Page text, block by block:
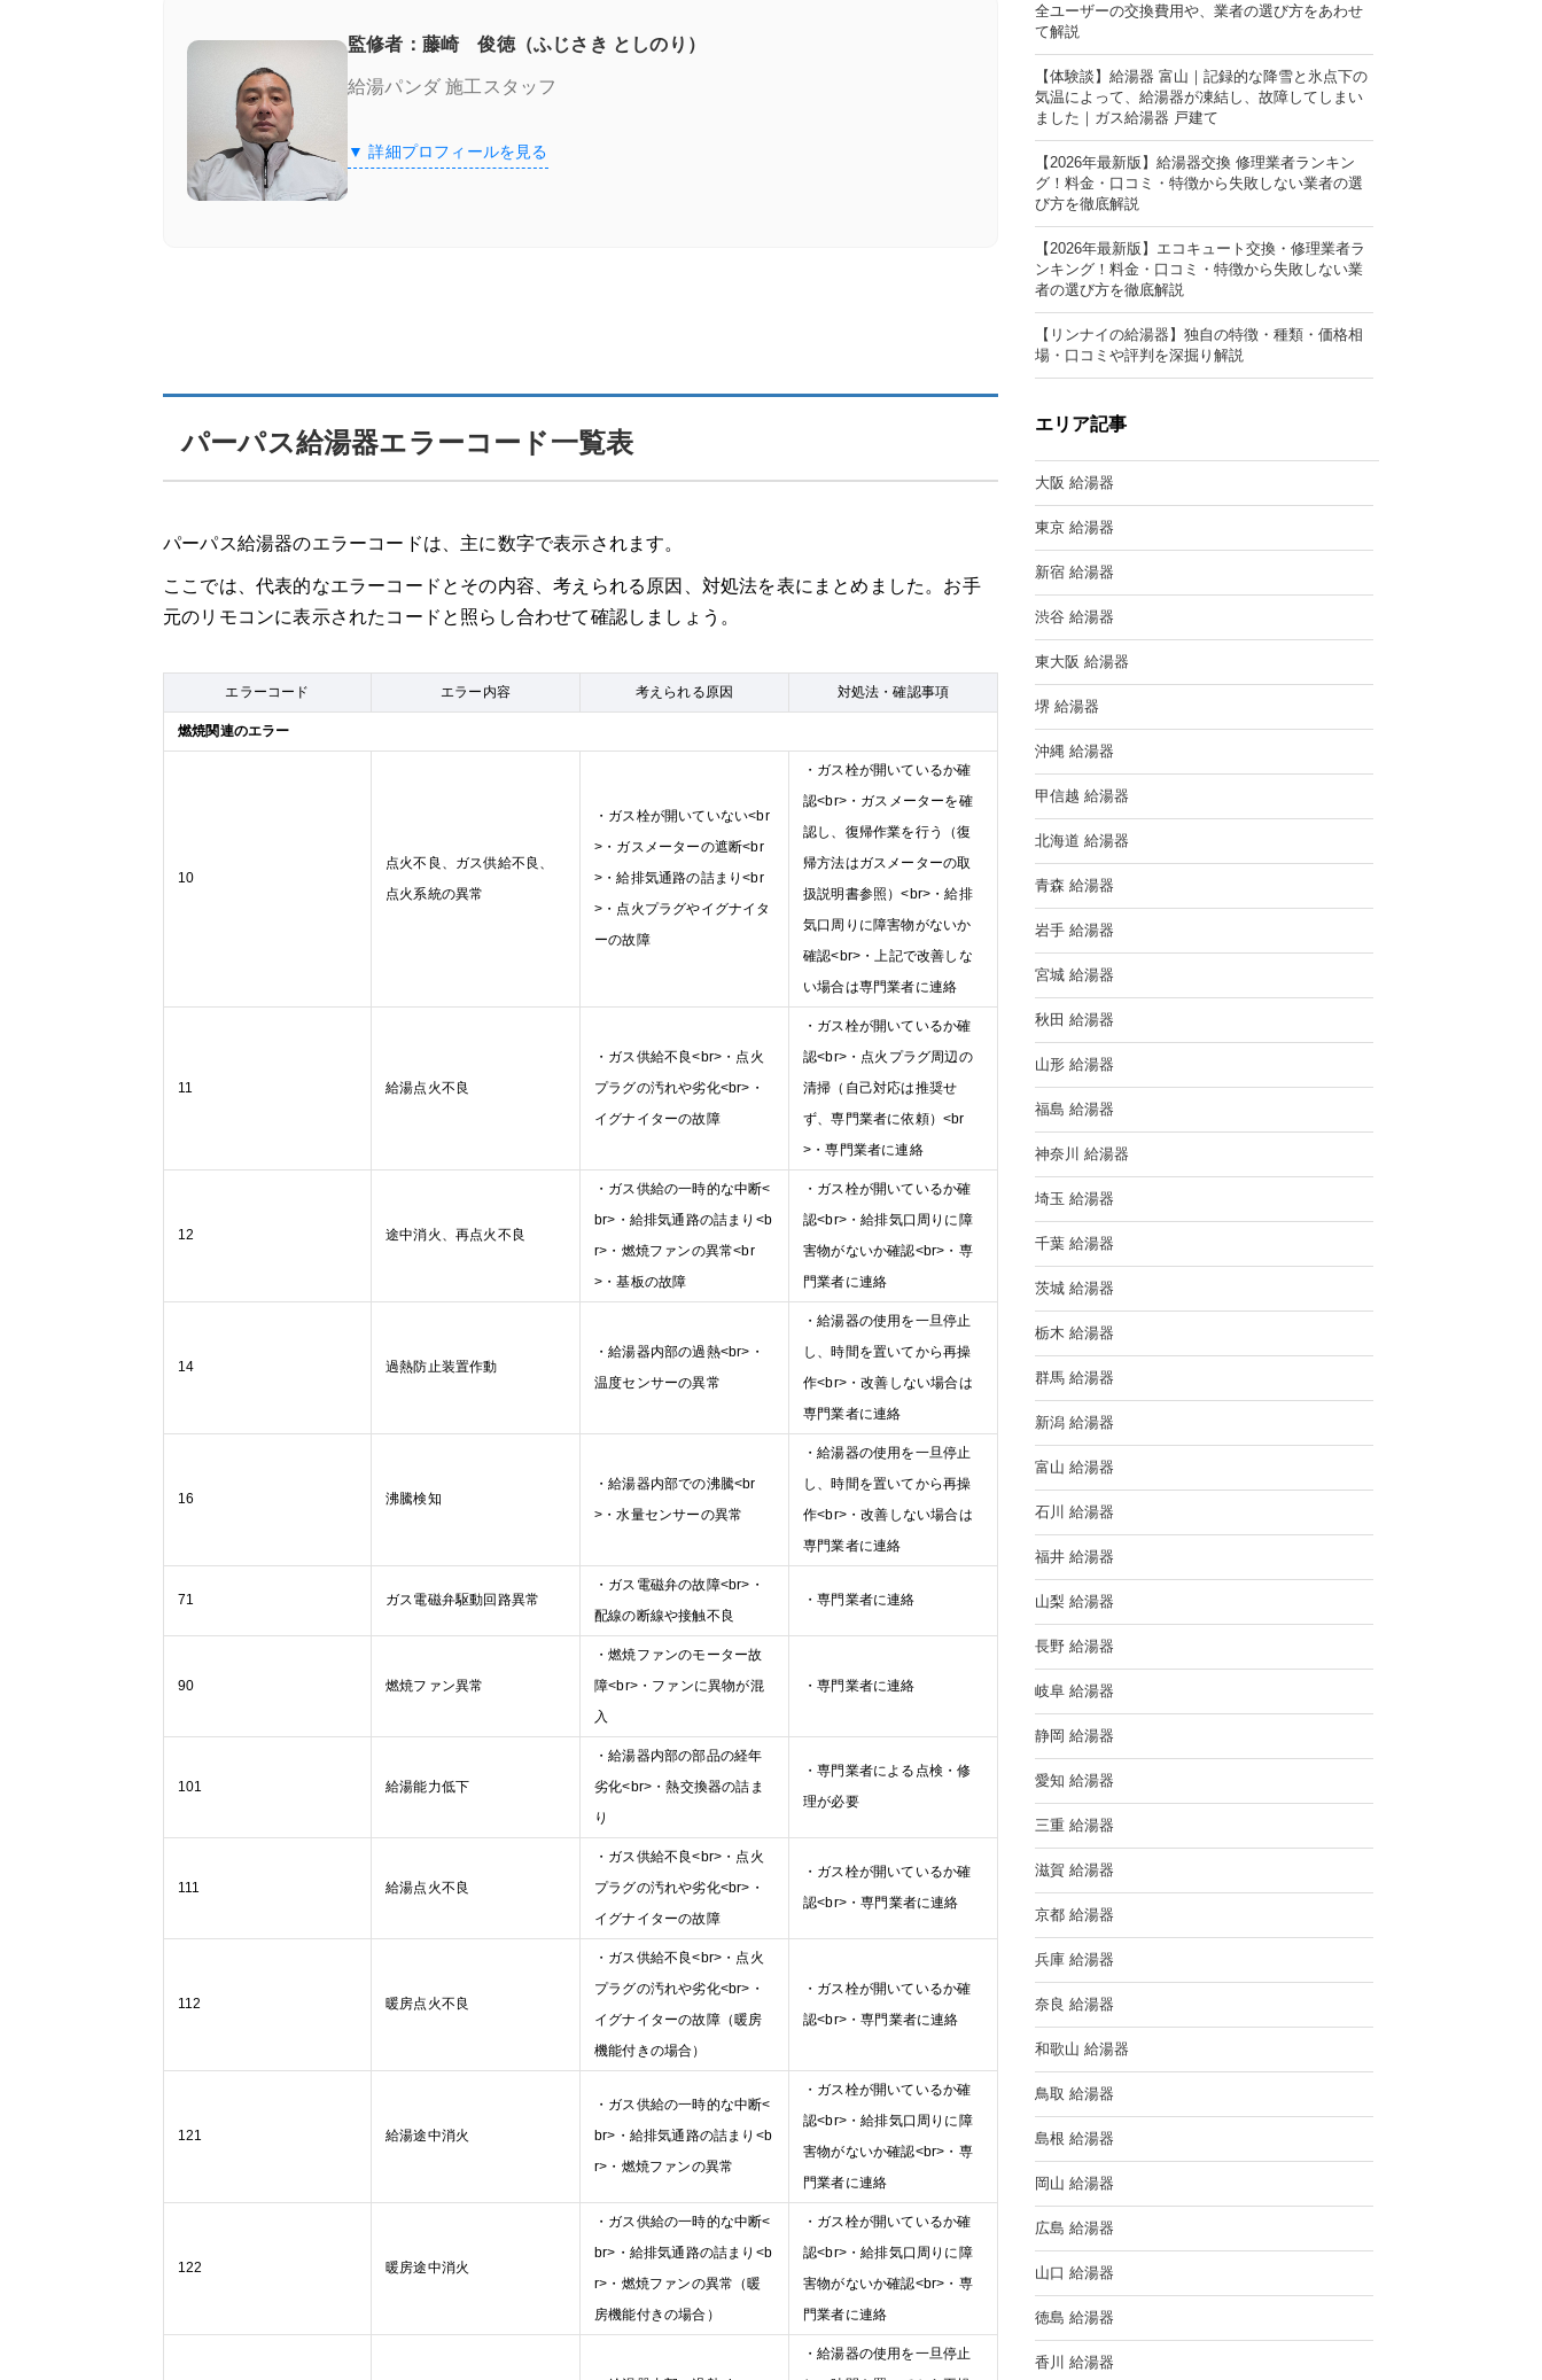
エラーコードだけじゃない！パーパス給湯器の故障サインを見逃さないで
まとめ
監修者：藤崎 俊徳（ふじさき としのり）
給湯パンダ 施工スタッフ
▼ 詳細プロフィールを見る
パーパス給湯器エラーコード一覧表
パーパス給湯器のエラーコードは、主に数字で表示されます。
ここでは、代表的なエラーコードとその内容、考えられる原因、対処法を表にまとめました。お手
元のリモコンに表示されたコードと照らし合わせて確認しましょう。
エラーコード エラー内容 考えられる原因 対処法・確認事項
燃焼関連のエラー
10
点火不良、ガス供給不良、
点火系統の異常
・ガス栓が開いていない<br
>・ガスメーターの遮断<br
>・給排気通路の詰まり<br
>・点火プラグやイグナイタ
ーの故障
・ガス栓が開いているか確
認<br>・ガスメーターを確
認し、復帰作業を行う（復
帰方法はガスメーターの取
扱説明書参照）<br>・給排
気口周りに障害物がないか
確認<br>・上記で改善しな
い場合は専門業者に連絡
11 給湯点火不良
・ガス供給不良<br>・点火
プラグの汚れや劣化<br>・
イグナイターの故障
・ガス栓が開いているか確
認<br>・点火プラグ周辺の
清掃（自己対応は推奨せ
ず、専門業者に依頼）<br
>・専門業者に連絡
12 途中消火、再点火不良
・ガス供給の一時的な中断<
br>・給排気通路の詰まり<b
r>・燃焼ファンの異常<br
>・基板の故障
・ガス栓が開いているか確
認<br>・給排気口周りに障
害物がないか確認<br>・専
門業者に連絡
14 過熱防止装置作動
・給湯器内部の過熱<br>・
温度センサーの異常
・給湯器の使用を一旦停止
し、時間を置いてから再操
作<br>・改善しない場合は
専門業者に連絡
16 沸騰検知
・給湯器内部での沸騰<br
>・水量センサーの異常
・給湯器の使用を一旦停止
し、時間を置いてから再操
作<br>・改善しない場合は
専門業者に連絡
71 ガス電磁弁駆動回路異常
・ガス電磁弁の故障<br>・
配線の断線や接触不良
・専門業者に連絡
90 燃焼ファン異常
・燃焼ファンのモーター故
障<br>・ファンに異物が混
入
・専門業者に連絡
101 給湯能力低下
・給湯器内部の部品の経年
劣化<br>・熱交換器の詰ま
り
・専門業者による点検・修
理が必要
111 給湯点火不良
・ガス供給不良<br>・点火
プラグの汚れや劣化<br>・
イグナイターの故障
・ガス栓が開いているか確
認<br>・専門業者に連絡
112 暖房点火不良
・ガス供給不良<br>・点火
プラグの汚れや劣化<br>・
イグナイターの故障（暖房
機能付きの場合）
・ガス栓が開いているか確
認<br>・専門業者に連絡
121 給湯途中消火
・ガス供給の一時的な中断<
br>・給排気通路の詰まり<b
r>・燃焼ファンの異常
・ガス栓が開いているか確
認<br>・給排気口周りに障
害物がないか確認<br>・専
門業者に連絡
122 暖房途中消火
・ガス供給の一時的な中断<
br>・給排気通路の詰まり<b
r>・燃焼ファンの異常（暖
房機能付きの場合）
・ガス栓が開いているか確
認<br>・給排気口周りに障
害物がないか確認<br>・専
門業者に連絡
・給湯器の使用を一旦停止
全ユーザーの交換費用や、業者の選び方をあわせ
て解説
【体験談】給湯器 富山｜記録的な降雪と氷点下の
気温によって、給湯器が凍結し、故障してしまい
ました｜ガス給湯器 戸建て
【2026年最新版】給湯器交換 修理業者ランキン
グ！料金・口コミ・特徴から失敗しない業者の選
び方を徹底解説
【2026年最新版】エコキュート交換・修理業者ラ
ンキング！料金・口コミ・特徴から失敗しない業
者の選び方を徹底解説
【リンナイの給湯器】独自の特徴・種類・価格相
場・口コミや評判を深掘り解説
エリア記事
大阪 給湯器
東京 給湯器
新宿 給湯器
渋谷 給湯器
東大阪 給湯器
堺 給湯器
沖縄 給湯器
甲信越 給湯器
北海道 給湯器
青森 給湯器
岩手 給湯器
宮城 給湯器
秋田 給湯器
山形 給湯器
福島 給湯器
神奈川 給湯器
埼玉 給湯器
千葉 給湯器
茨城 給湯器
栃木 給湯器
群馬 給湯器
新潟 給湯器
富山 給湯器
石川 給湯器
福井 給湯器
山梨 給湯器
長野 給湯器
岐阜 給湯器
静岡 給湯器
愛知 給湯器
三重 給湯器
滋賀 給湯器
京都 給湯器
兵庫 給湯器
奈良 給湯器
和歌山 給湯器
鳥取 給湯器
島根 給湯器
岡山 給湯器
広島 給湯器
山口 給湯器
徳島 給湯器
香川 給湯器